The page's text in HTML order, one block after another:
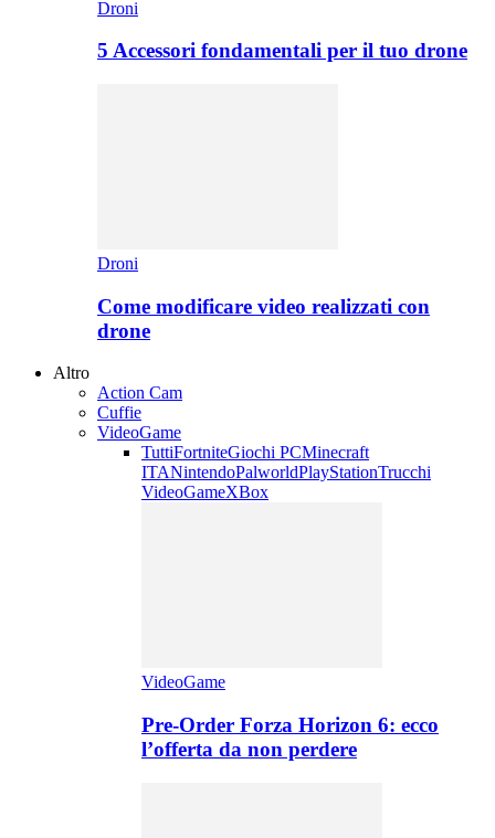
Droni
5 Accessori fondamentali per il tuo drone
Droni
Come modificare video realizzati con
drone
Altro
Action Cam
Cuffie
VideoGame
TuttiFortniteGiochi PCMinecraft
ITANintendoPalworldPlayStationTrucchi
VideoGameXBox
VideoGame
Pre-Order Forza Horizon 6: ecco
l’offerta da non perdere